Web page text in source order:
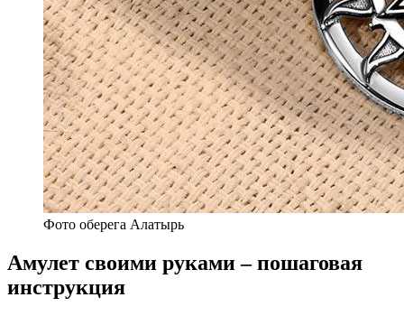
Фото оберега Алатырь
Амулет своими руками – пошаговая
инструкция